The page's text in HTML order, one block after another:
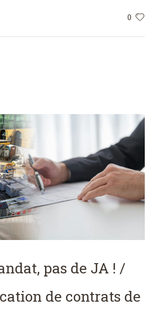
0
pas de JA ! /
de contrats de